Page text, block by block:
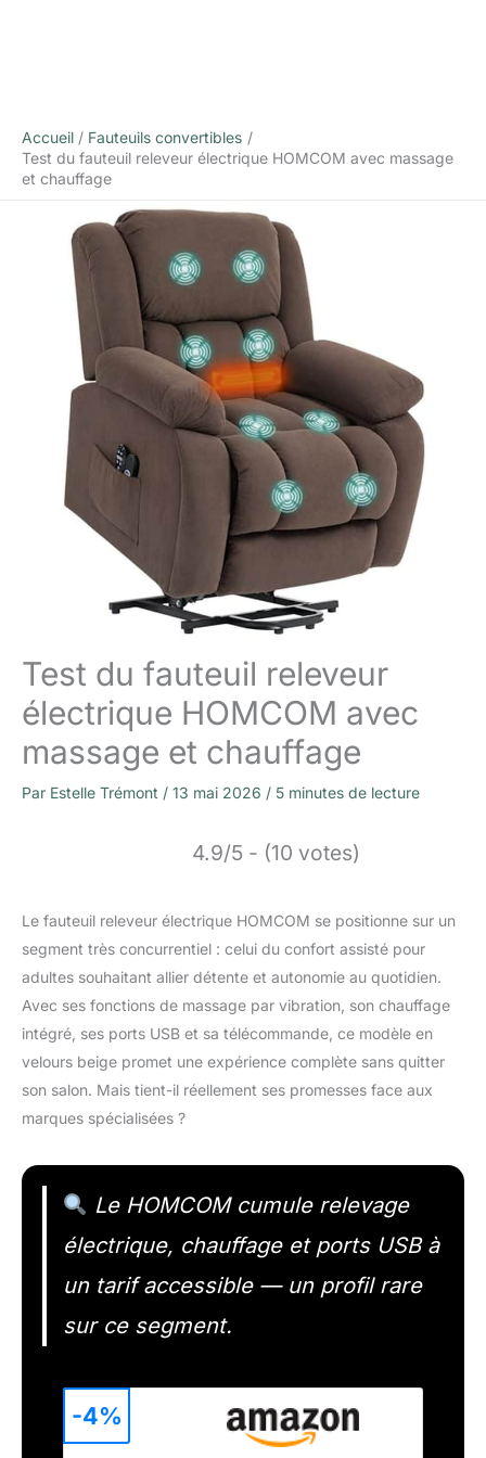
Accueil
Fauteuils convertibles
Test du fauteuil releveur électrique HOMCOM avec massage
et chauffage
Test du fauteuil releveur
électrique HOMCOM avec
massage et chauffage
Par Estelle Trémont / 13 mai 2026 / 5 minutes de lecture
4.9/5 - (10 votes)
Le fauteuil releveur électrique HOMCOM se positionne sur un
segment très concurrentiel : celui du confort assisté pour
adultes souhaitant allier détente et autonomie au quotidien.
Avec ses fonctions de massage par vibration, son chauffage
intégré, ses ports USB et sa télécommande, ce modèle en
velours beige promet une expérience complète sans quitter
son salon. Mais tient-il réellement ses promesses face aux
marques spécialisées ?
Le HOMCOM cumule relevage
électrique, chauffage et ports USB à
un tarif accessible — un profil rare
sur ce segment.
-4%